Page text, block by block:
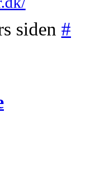
siden #